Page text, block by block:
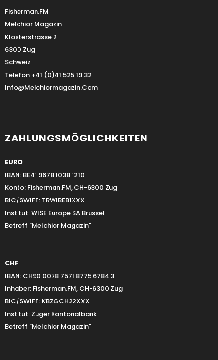
Fisherman.FM
Melchior Magazin
Klosterstrasse 2
6300 Zug
Schweiz
Telefon +41 (0)41 525 19 32
Info@melchiormagazin.com
ZAHLUNGSMÖGLICHKEITEN
EURO
IBAN: BE41 9678 1038 1210
Konto: Fisherman.FM, CH-6300 Zug
BIC/SWIFT: TRWIBEB1XXX
Institut: WISE Europe SA Brussel
Betreff "Melchior Magazin"
CHF
IBAN: CH90 0078 7571 8775 6784 3
Inhaber: Fisherman.FM, CH-6300 Zug
BIC/SWIFT: KBZGCH22XXX
Institut: Zuger Kantonalbank
Betreff "Melchior Magazin"